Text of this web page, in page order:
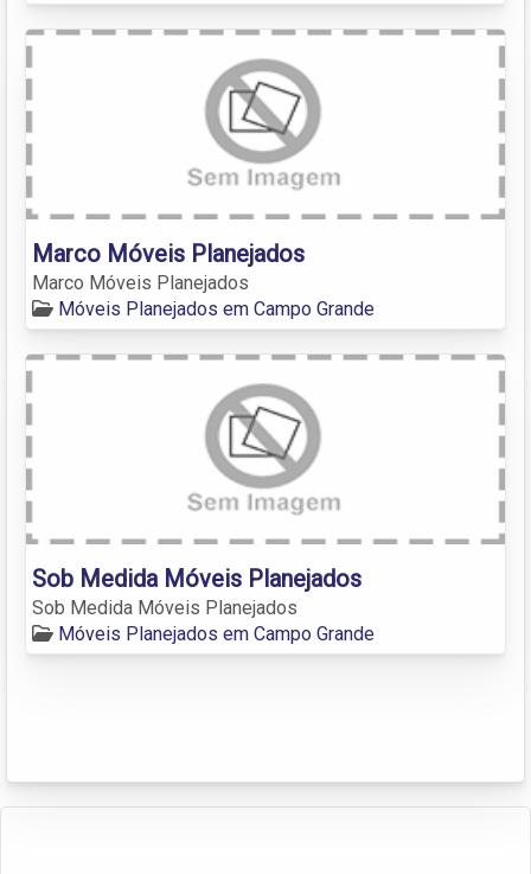
Marco Móveis Planejados
Marco Móveis Planejados
Móveis Planejados em Campo Grande
Sob Medida Móveis Planejados
Sob Medida Móveis Planejados
Móveis Planejados em Campo Grande